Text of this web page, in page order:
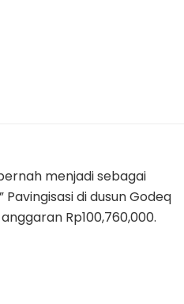
menjadi sebagai
di dusun Godeq
Rp100,760,000.